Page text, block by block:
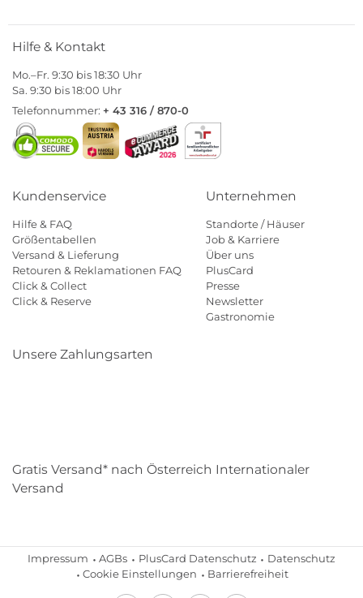
Hilfe & Kontakt
Mo.–Fr. 9:30 bis 18:30 Uhr
Sa. 9:30 bis 18:00 Uhr
Telefonnummer: + 43 316 / 870-0
Kundenservice
Hilfe & FAQ
Größentabellen
Versand & Lieferung
Retouren & Reklamationen FAQ
Click & Collect
Click & Reserve
Unternehmen
Standorte / Häuser
Job & Karriere
Über uns
PlusCard
Presse
Newsletter
Gastronomie
Unsere Zahlungsarten
Gratis Versand* nach Österreich Internationaler
Versand
Impressum AGBs PlusCard Datenschutz
Datenschutz
Cookie Einstellungen
Barrierefreiheit